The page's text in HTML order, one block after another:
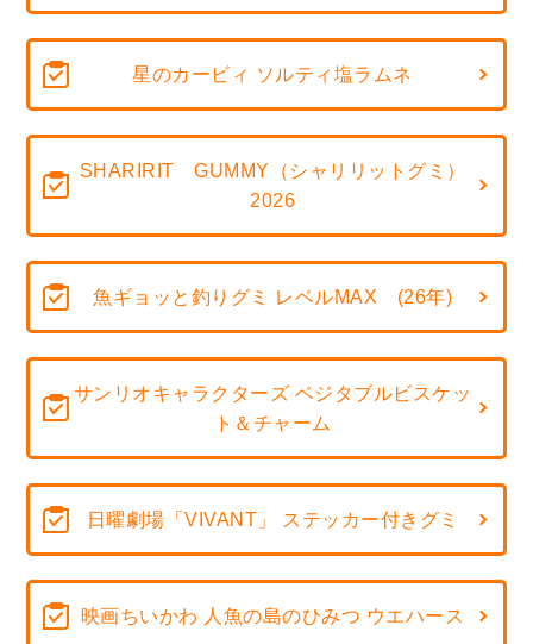
星のカービィ ソルティ塩ラムネ
SHARIRIT GUMMY（シャリリットグミ）
2026
魚ギョッと釣りグミ レベルMAX (26年)
サンリオキャラクターズ ベジタブルビスケッ
ト＆チャーム
日曜劇場「VIVANT」 ステッカー付きグミ
映画ちいかわ 人魚の島のひみつ ウエハース